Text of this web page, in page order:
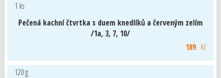
1 ks
Pečená kachní čtvrtka s duem knedlíků a červeným zelím
/1a, 3, 7, 10/
189Kč
120 g